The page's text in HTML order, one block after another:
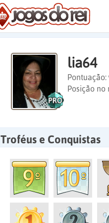
lia64
Pontuação:
Posição no
Troféus e Conquistas